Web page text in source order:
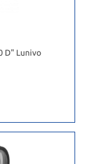
D" Lunivo